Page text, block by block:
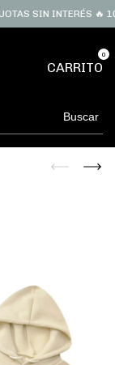
INTERÉS 🔥 10%
CARRITO
0
Buscar